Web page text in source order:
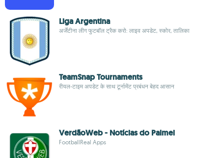
Liga Argentina
अर्जेंटीना लीग फुटबॉल ट्रैक करो: लाइव अपडेट, स्कोर, तालिका
TeamSnap Tournaments
रीयल-टाइम अपडेट के साथ टूर्नामेंट प्रबंधन बेहद आसान
VerdãoWeb - Notícias do Palmei
FootballReal Apps